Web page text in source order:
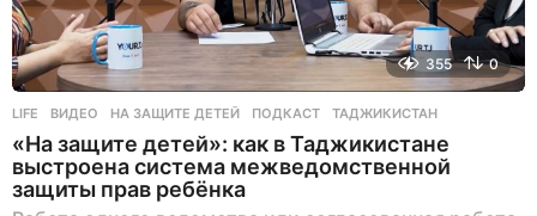
355 0
LIFE ВИДЕО ,НА ЗАЩИТЕ ДЕТЕЙ ,ПОДКАСТ ,ТАДЖИКИСТАН
«На защите детей»: как в Таджикистане
выстроена система межведомственной
защиты прав ребёнка